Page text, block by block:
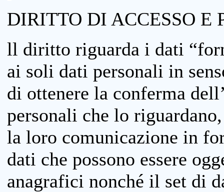
DIRITTO DI ACCESSO
ll diritto riguarda i dati
ai soli dati personali in
di ottenere la conferma
personali che lo
la loro comunicazione in
dati che possono essere
anagrafici nonché il set di